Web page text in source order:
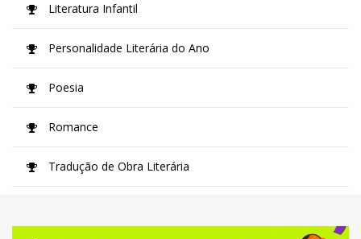
Literatura Infantil
Personalidade Literária do Ano
Poesia
Romance
Tradução de Obra Literária